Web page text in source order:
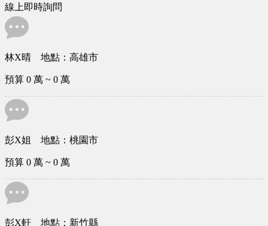
線上即時詢問
林X晴 地點：高雄市
預算 0 萬 ~ 0 萬
彭X姐 地點：桃園市
預算 0 萬 ~ 0 萬